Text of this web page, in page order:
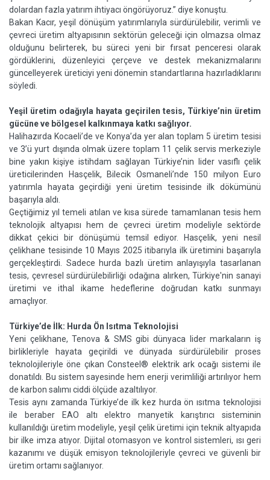
dolardan fazla yatırım ihtiyacı öngörüyoruz.” diye konuştu.
Bakan Kacır, yeşil dönüşüm yatırımlarıyla sürdürülebilir, verimli ve
çevreci üretim altyapısının sektörün geleceği için olmazsa olmaz
olduğunu belirterek, bu süreci yeni bir fırsat penceresi olarak
gördüklerini, düzenleyici çerçeve ve destek mekanizmalarını
güncelleyerek üreticiyi yeni dönemin standartlarına hazırladıklarını
söyledi.
Yeşil üretim odağıyla hayata geçirilen tesis, Türkiye’nin üretim
gücüne ve bölgesel kalkınmaya katkı sağlıyor.
Halihazırda Kocaeli’de ve Konya’da yer alan toplam 5 üretim tesisi
ve 3’ü yurt dışında olmak üzere toplam 11 çelik servis merkeziyle
bine yakın kişiye istihdam sağlayan Türkiye’nin lider vasıflı çelik
üreticilerinden Hasçelik, Bilecik Osmaneli’nde 150 milyon Euro
yatırımla hayata geçirdiği yeni üretim tesisinde ilk dökümünü
başarıyla aldı.
Geçtiğimiz yıl temeli atılan ve kısa sürede tamamlanan tesis hem
teknolojik altyapısı hem de çevreci üretim modeliyle sektörde
dikkat çekici bir dönüşümü temsil ediyor. Hasçelik, yeni nesil
çelikhane tesisinde 10 Mayıs 2025 itibarıyla ilk üretimini başarıyla
gerçekleştirdi. Sadece hurda bazlı üretim anlayışıyla tasarlanan
tesis, çevresel sürdürülebilirliği odağına alırken, Türkiye'nin sanayi
üretimi ve ithal ikame hedeflerine doğrudan katkı sunmayı
amaçlıyor.
Türkiye’de İlk: Hurda Ön Isıtma Teknolojisi
Yeni çelikhane, Tenova & SMS gibi dünyaca lider markaların iş
birlikleriyle hayata geçirildi ve dünyada sürdürülebilir proses
teknolojileriyle öne çıkan Consteel® elektrik ark ocağı sistemi ile
donatıldı. Bu sistem sayesinde hem enerji verimliliği artırılıyor hem
de karbon salımı ciddi ölçüde azaltılıyor.
Tesis aynı zamanda Türkiye’de ilk kez hurda ön ısıtma teknolojisi
ile beraber EAO altı elektro manyetik karıştırıcı sisteminin
kullanıldığı üretim modeliyle, yeşil çelik üretimi için teknik altyapıda
bir ilke imza atıyor. Dijital otomasyon ve kontrol sistemleri, ısı geri
kazanımı ve düşük emisyon teknolojileriyle çevreci ve güvenli bir
üretim ortamı sağlanıyor.